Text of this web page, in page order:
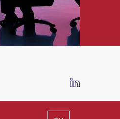
DATENSCHUTZ AGB